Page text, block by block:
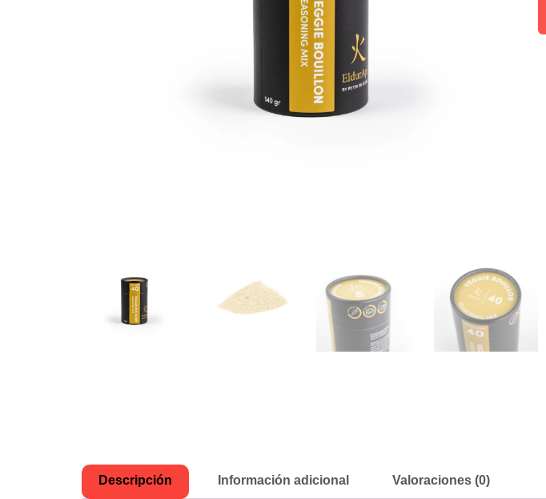
Descripción Información adicional Valoraciones (0)